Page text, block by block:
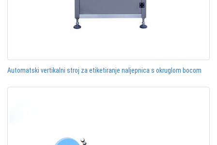
Automatski vertikalni stroj za etiketiranje naljepnica s okruglom bocom